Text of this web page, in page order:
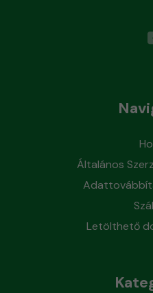
Általános
Letölthető